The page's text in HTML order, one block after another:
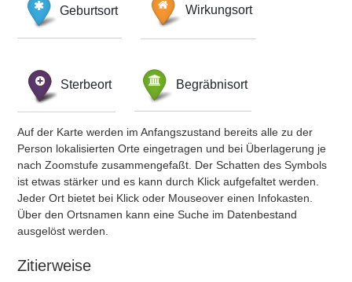
Geburtsort Wirkungsort
Sterbeort Begräbnisort
Auf der Karte werden im Anfangszustand bereits alle zu der
Person lokalisierten Orte eingetragen und bei Überlagerung je
nach Zoomstufe zusammengefaßt. Der Schatten des Symbols
ist etwas stärker und es kann durch Klick aufgefaltet werden.
Jeder Ort bietet bei Klick oder Mouseover einen Infokasten.
Über den Ortsnamen kann eine Suche im Datenbestand
ausgelöst werden.
Zitierweise